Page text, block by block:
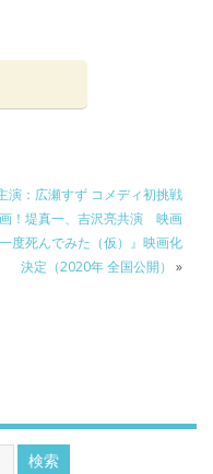
演：広瀬すず コメディ初挑戦
！堤真一、吉沢亮共演 映画
一度死んでみた（仮）』映画化
決定（2020年 全国公開） »